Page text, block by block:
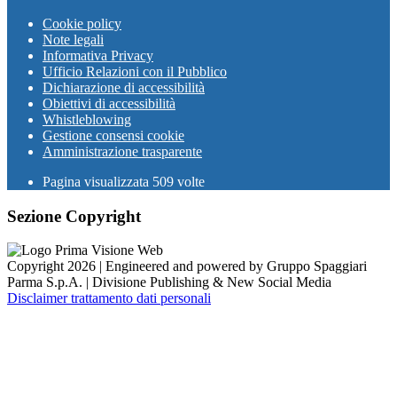
Cookie policy
Note legali
Informativa Privacy
Ufficio Relazioni con il Pubblico
Dichiarazione di accessibilità
Obiettivi di accessibilità
Whistleblowing
Gestione consensi cookie
Amministrazione trasparente
Pagina visualizzata 509 volte
Sezione Copyright
Copyright 2026 | Engineered and powered by Gruppo Spaggiari
Parma S.p.A. | Divisione Publishing & New Social Media
Disclaimer trattamento dati personali